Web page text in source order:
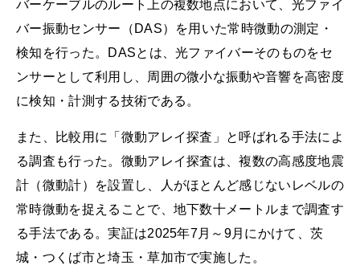
バーケーブルのルート上の複数地点において、光ファイ
バー振動センサー（DAS）を用いた常時微動の測定・
検知を行った。DASとは、光ファイバーそのものをセ
ンサーとして利用し、周囲の微小な振動や音響を高密度
に検知・計測する技術である。
また、比較用に「微動アレイ探査」と呼ばれる手法によ
る調査も行った。微動アレイ探査は、複数の高感度地震
計（微動計）を設置し、人がほとんど感じないレベルの
常時微動を捉えることで、地下数十メートルまで調査す
る手法である。実証は2025年7月～9月にかけて、茨
城・つくば市と埼玉・草加市で実施した。